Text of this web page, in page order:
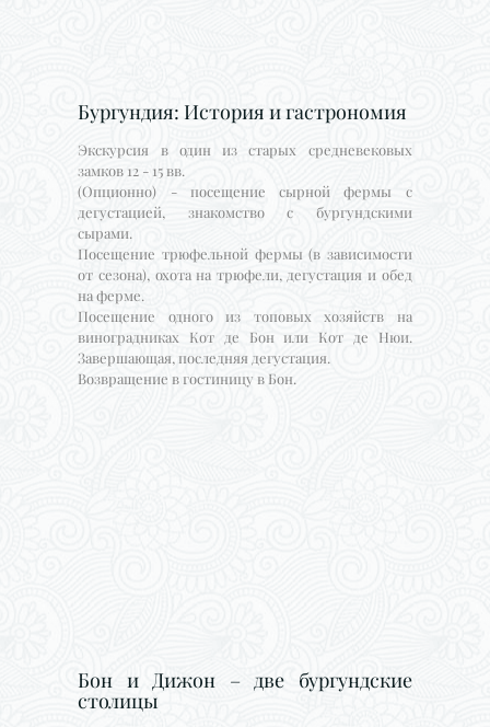
Бургундия: История и гастрономия
Экскурсия в один из старых средневековых
замков 12 - 15 вв.
(Опционно) - посещение сырной фермы с
дегустацией, знакомство с бургундскими
сырами.
Посещение трюфельной фермы (в зависимости
от сезона), охота на трюфели, дегустация и обед
на ферме.
Посещение одного из топовых хозяйств на
виноградниках Кот де Бон или Кот де Нюи.
Завершающая, последняя дегустация.
Возвращение в гостиницу в Бон.
Бон и Дижон – две бургундские
столицы